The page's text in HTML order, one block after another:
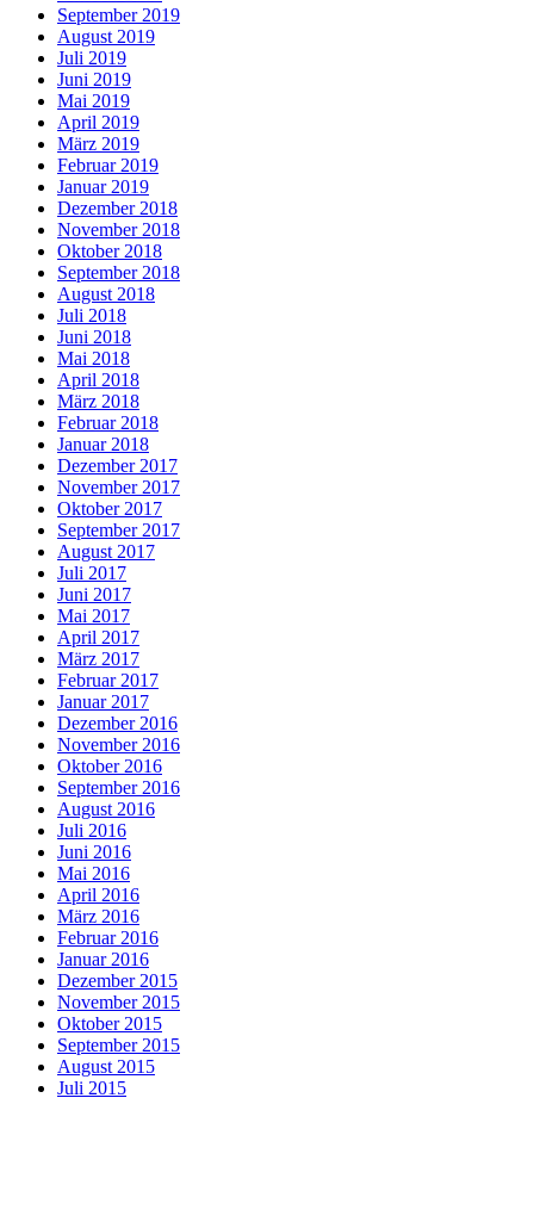
September 2019
August 2019
Juli 2019
Juni 2019
Mai 2019
April 2019
März 2019
Februar 2019
Januar 2019
Dezember 2018
November 2018
Oktober 2018
September 2018
August 2018
Juli 2018
Juni 2018
Mai 2018
April 2018
März 2018
Februar 2018
Januar 2018
Dezember 2017
November 2017
Oktober 2017
September 2017
August 2017
Juli 2017
Juni 2017
Mai 2017
April 2017
März 2017
Februar 2017
Januar 2017
Dezember 2016
November 2016
Oktober 2016
September 2016
August 2016
Juli 2016
Juni 2016
Mai 2016
April 2016
März 2016
Februar 2016
Januar 2016
Dezember 2015
November 2015
Oktober 2015
September 2015
August 2015
Juli 2015